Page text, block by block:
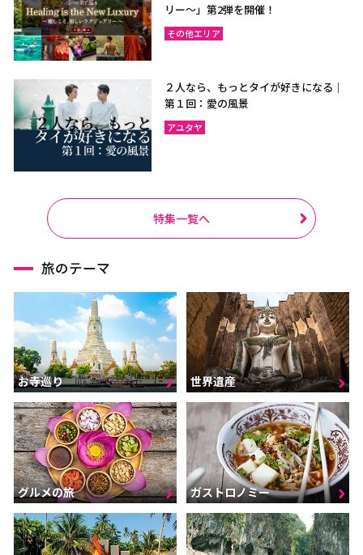
リー〜」第2弾を開催！
その他エリア
２人なら、もっとタイが好きになる｜
第１回：愛の風景
アユタヤ
特集一覧へ
旅のテーマ
お寺巡り 世界遺産
グルメの旅 ガストロノミー